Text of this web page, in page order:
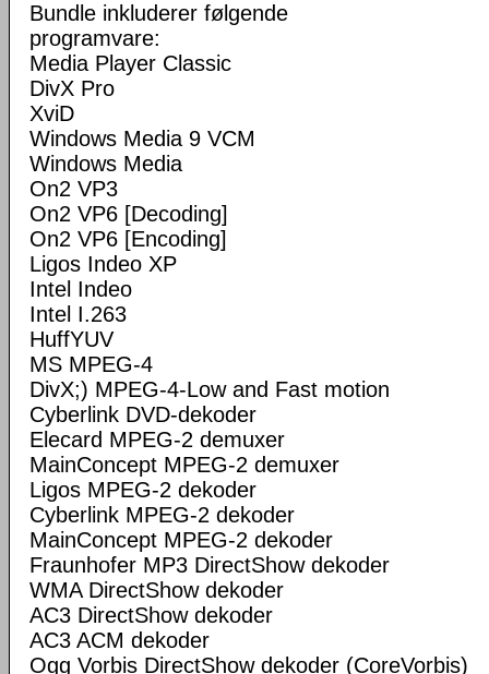
Bundle inkluderer følgende
programvare:
Media Player Classic
DivX Pro
XviD
Windows Media 9 VCM
Windows Media
On2 VP3
On2 VP6 [Decoding]
On2 VP6 [Encoding]
Ligos Indeo XP
Intel Indeo
Intel I.263
HuffYUV
MS MPEG-4
DivX;) MPEG-4-Low and Fast motion
Cyberlink DVD-dekoder
Elecard MPEG-2 demuxer
MainConcept MPEG-2 demuxer
Ligos MPEG-2 dekoder
Cyberlink MPEG-2 dekoder
MainConcept MPEG-2 dekoder
Fraunhofer MP3 DirectShow dekoder
WMA DirectShow dekoder
AC3 DirectShow dekoder
AC3 ACM dekoder
Ogg Vorbis DirectShow dekoder (CoreVorbis)